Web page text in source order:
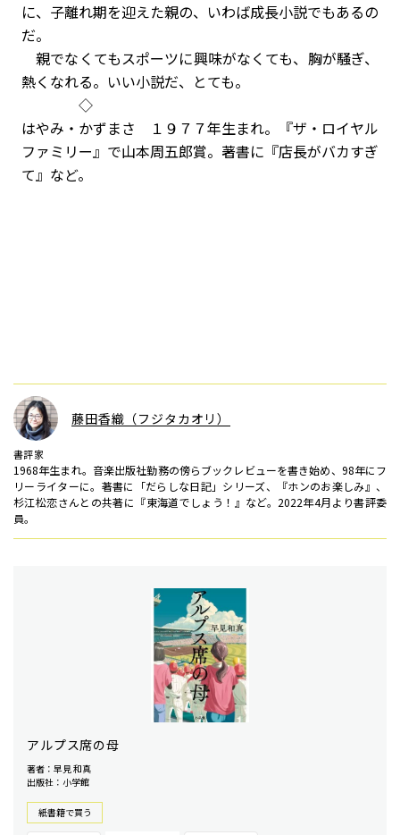
に、子離れ期を迎えた親の、いわば成長小説でもあるの
だ。
親でなくてもスポーツに興味がなくても、胸が騒ぎ、
熱くなれる。いい小説だ、とても。
◇
はやみ・かずまさ １９７７年生まれ。『ザ・ロイヤル
ファミリー』で山本周五郎賞。著書に『店長がバカすぎ
て』など。
藤田香織（フジタカオリ）
書評家
1968年生まれ。音楽出版社勤務の傍らブックレビューを書き始め、98年にフ
リーライターに。著書に「だらしな日記」シリーズ、『ホンのお楽しみ』、
杉江松恋さんとの共著に『東海道でしょう！』など。2022年4月より書評委
員。
アルプス席の母
著者：早見 和真
出版社：小学館
紙書籍で買う